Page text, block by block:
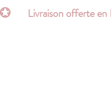
💮       Livraison offerte